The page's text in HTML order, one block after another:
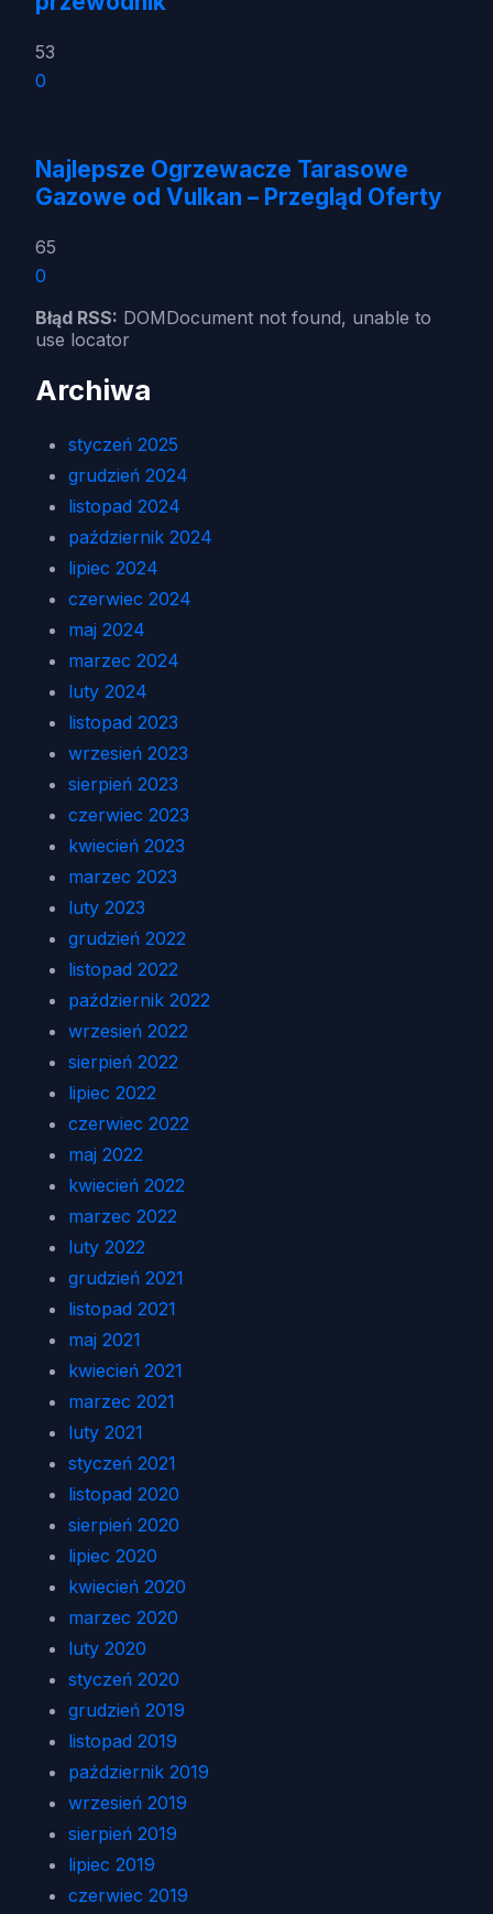
53
0
Najlepsze Ogrzewacze Tarasowe
Gazowe od Vulkan – Przegląd Oferty
65
0
Błąd RSS: DOMDocument not found, unable to
use locator
Archiwa
styczeń 2025
grudzień 2024
listopad 2024
październik 2024
lipiec 2024
czerwiec 2024
maj 2024
marzec 2024
luty 2024
listopad 2023
wrzesień 2023
sierpień 2023
czerwiec 2023
kwiecień 2023
marzec 2023
luty 2023
grudzień 2022
listopad 2022
październik 2022
wrzesień 2022
sierpień 2022
lipiec 2022
czerwiec 2022
maj 2022
kwiecień 2022
marzec 2022
luty 2022
grudzień 2021
listopad 2021
maj 2021
kwiecień 2021
marzec 2021
luty 2021
styczeń 2021
listopad 2020
sierpień 2020
lipiec 2020
kwiecień 2020
marzec 2020
luty 2020
styczeń 2020
grudzień 2019
listopad 2019
październik 2019
wrzesień 2019
sierpień 2019
lipiec 2019
czerwiec 2019